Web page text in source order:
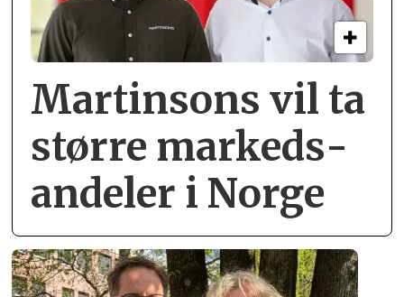
Martinsons vil ta
større markeds­
andeler i Norge